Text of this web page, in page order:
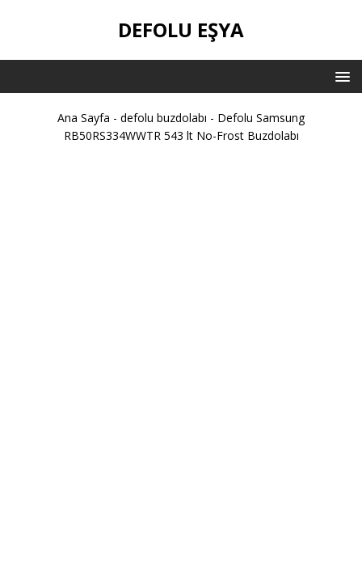
DEFOLU EŞYA
Ana Sayfa - defolu buzdolabı - Defolu Samsung
RB50RS334WWTR 543 lt No-Frost Buzdolabı